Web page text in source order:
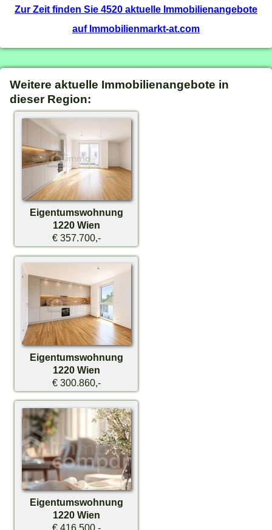
Zur Zeit finden Sie 4520 aktuelle Immobilienangebote
auf Immobilienmarkt-at.com
Weitere aktuelle Immobilienangebote in
dieser Region:
Eigentumswohnung
1220 Wien
€ 357.700,-
Eigentumswohnung
1220 Wien
€ 300.860,-
Eigentumswohnung
1220 Wien
€ 416.500,-